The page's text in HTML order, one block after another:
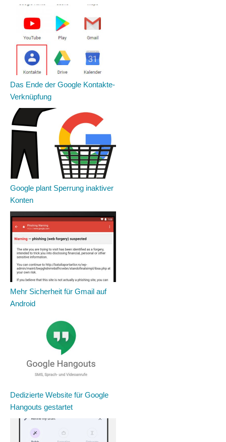
Das Ende der Google Kontakte-
Verknüpfung
Google plant Sperrung inaktiver
Konten
Mehr Sicherheit für Gmail auf
Android
Dedizierte Website für Google
Hangouts gestartet